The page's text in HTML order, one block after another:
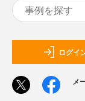
ログイ
メ